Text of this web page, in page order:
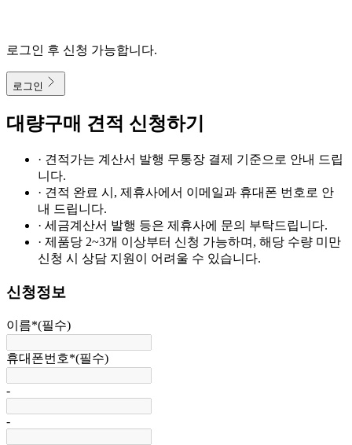
로그인 후 신청 가능합니다.
로그인
대량구매 견적 신청하기
· 견적가는 계산서 발행 무통장 결제 기준으로 안내 드립
니다.
· 견적 완료 시, 제휴사에서 이메일과 휴대폰 번호로 안
내 드립니다.
· 세금계산서 발행 등은 제휴사에 문의 부탁드립니다.
· 제품당 2~3개 이상부터 신청 가능하며, 해당 수량 미만
신청 시 상담 지원이 어려울 수 있습니다.
신청정보
이름*(필수)
휴대폰번호*(필수)
-
-